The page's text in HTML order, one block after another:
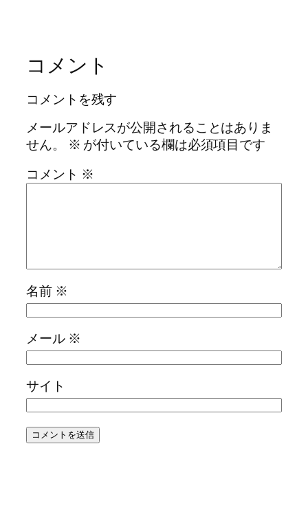
コメント
コメントを残す
メールアドレスが公開されることはありま
せん。
※ が付いている欄は必須項目です
コメント ※
名前 ※
メール ※
サイト